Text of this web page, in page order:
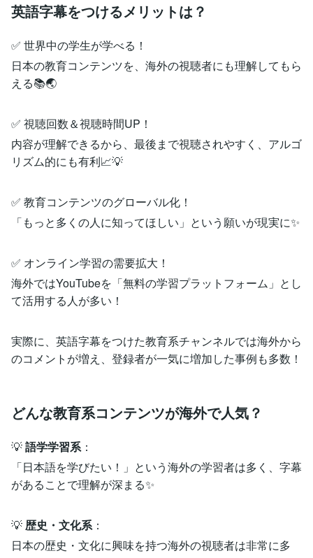
英語字幕をつけるメリットは？
✅ 世界中の学生が学べる！
日本の教育コンテンツを、海外の視聴者にも理解してもら
える📚🌏
✅ 視聴回数＆視聴時間UP！
内容が理解できるから、最後まで視聴されやすく、アルゴ
リズム的にも有利📈💡
✅ 教育コンテンツのグローバル化！
「もっと多くの人に知ってほしい」という願いが現実に✨
✅ オンライン学習の需要拡大！
海外ではYouTubeを「無料の学習プラットフォーム」とし
て活用する人が多い！
実際に、英語字幕をつけた教育系チャンネルでは海外から
のコメントが増え、登録者が一気に増加した事例も多数！
どんな教育系コンテンツが海外で人気？
💡語学学習系：
「日本語を学びたい！」という海外の学習者は多く、字幕
があることで理解が深まる✨
💡歴史・文化系：
日本の歴史・文化に興味を持つ海外の視聴者は非常に多